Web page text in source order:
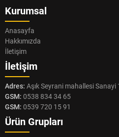
Kurumsal
Anasayfa
Hakkımızda
İletişim
İletişim
Adres: Aşık Seyrani mahallesi
GSM: 0538 834 34 65
GSM: 0539 720 15 91
Ürün Grupları